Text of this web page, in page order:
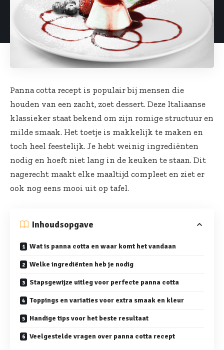
Panna cotta recept is populair bij mensen die
houden van een zacht, zoet dessert. Deze Italiaanse
klassieker staat bekend om zijn romige structuur en
milde smaak. Het toetje is makkelijk te maken en
toch heel feestelijk. Je hebt weinig ingrediënten
nodig en hoeft niet lang in de keuken te staan. Dit
nagerecht maakt elke maaltijd compleet en ziet er
ook nog eens mooi uit op tafel.
Inhoudsopgave
Wat is panna cotta en waar komt het vandaan
Welke ingrediënten heb je nodig
Stapsgewijze uitleg voor perfecte panna cotta
Toppings en variaties voor extra smaak en kleur
Handige tips voor het beste resultaat
Veelgestelde vragen over panna cotta recept